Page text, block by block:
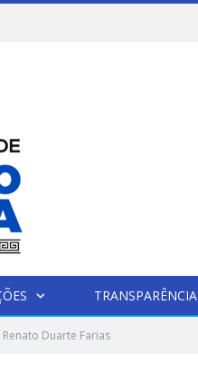
TRANSPARÊNCIA
Renato Duarte Farias